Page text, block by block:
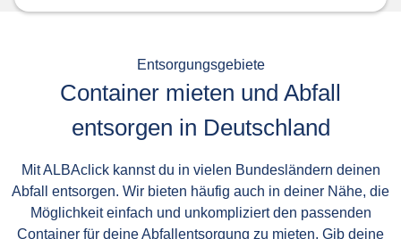
Entsorgungsgebiete
Container mieten und Abfall
entsorgen in Deutschland
Mit ALBAclick kannst du in vielen Bundesländern deinen
Abfall entsorgen. Wir bieten häufig auch in deiner Nähe, die
Möglichkeit einfach und unkompliziert den passenden
Container für deine Abfallentsorgung zu mieten. Gib deine